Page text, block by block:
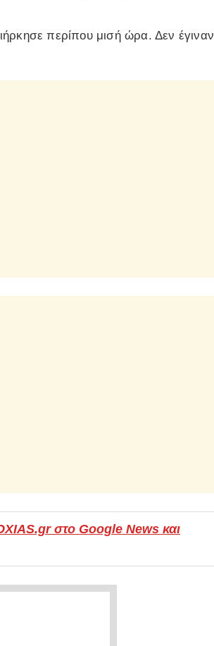
περίπου μισή ώρα. Δεν έγιναν
στο Google News και